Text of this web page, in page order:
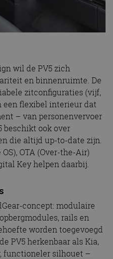
wil de PV5 zich
en binnenruimte. De
zitconfiguraties (vijf,
een flexibel interieur dat
– van personenvervoer
beschikt ook over
die altijd up-to-date zijn.
OTA (Over-the-Air)
Key helpen daarbij.
concept: modulaire
rails en
worden toegevoegd
PV5 herkenbaar als Kia,
functioneler silhouet –